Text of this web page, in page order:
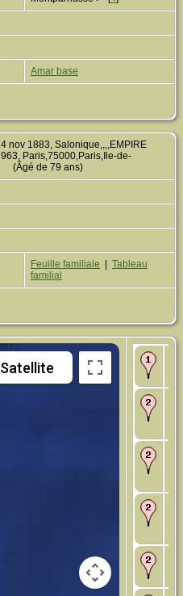
Amar base
nov 1883, Salonique,,,,EMPIRE
Paris,75000,Paris,Ile-de-
(Âgé de 79 ans)
Feuille familiale
Tableau
familial
Satellite